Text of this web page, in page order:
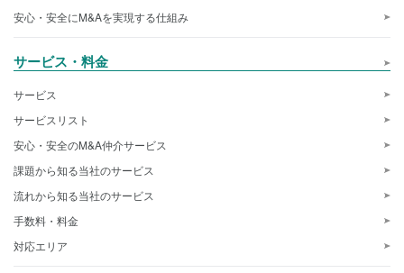
安心・安全にM&Aを実現する仕組み
サービス・料金
サービス
サービスリスト
安心・安全のM&A仲介サービス
課題から知る当社のサービス
流れから知る当社のサービス
手数料・料金
対応エリア